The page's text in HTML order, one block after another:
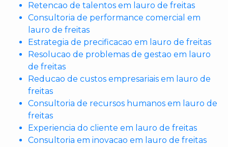
Retencao de talentos em lauro de freitas
Consultoria de performance comercial em
lauro de freitas
Estrategia de precificacao em lauro de freitas
Resolucao de problemas de gestao em lauro
de freitas
Reducao de custos empresariais em lauro de
freitas
Consultoria de recursos humanos em lauro de
freitas
Experiencia do cliente em lauro de freitas
Consultoria em inovacao em lauro de freitas